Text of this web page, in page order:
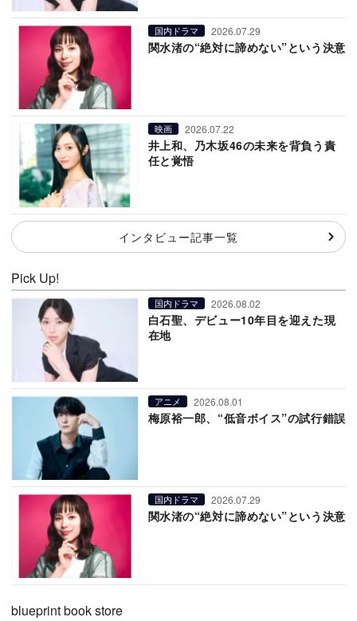
国内ドラマ 2026.07.29
関水渚の“絶対に諦めない”という決意
映画 2026.07.22
井上和、乃木坂46の未来を背負う責
任と覚悟
インタビュー記事一覧
Pick Up!
国内ドラマ 2026.08.02
白石聖、デビュー10年目を迎えた現
在地
アニメ 2026.08.01
梅原裕一郎、“低音ボイス”の試行錯誤
国内ドラマ 2026.07.29
関水渚の“絶対に諦めない”という決意
blueprint book store